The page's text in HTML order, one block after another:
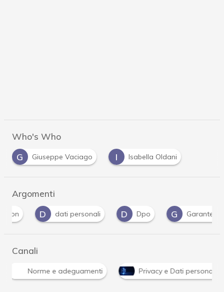
Who's Who
G
Giuseppe Vaciago I Isabella Oldani
Argomenti
D
dati personali D Dpo G Garante Privacy
Canali
Norme e adeguamenti Privacy e Dati personali